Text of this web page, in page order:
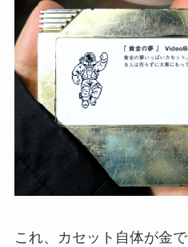
これ、カセット自体が金